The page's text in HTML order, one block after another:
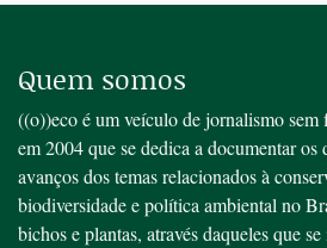
Quem somos
((o))eco é um veículo de jornalismo
em 2004 que se dedica a documentar os
avanços dos temas relacionados à
biodiversidade e política ambiental no
bichos e plantas, através daqueles que